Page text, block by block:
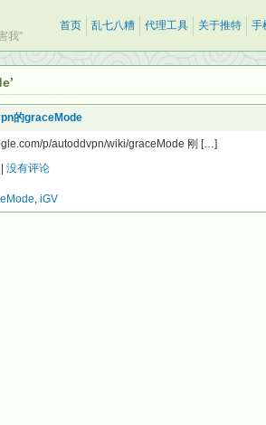
我”
首页 乱七八糟 代理工具 关于推特 手
的graceMode
p/autoddvpn/wiki/graceMode 刚 […]
没有评论
, iGV